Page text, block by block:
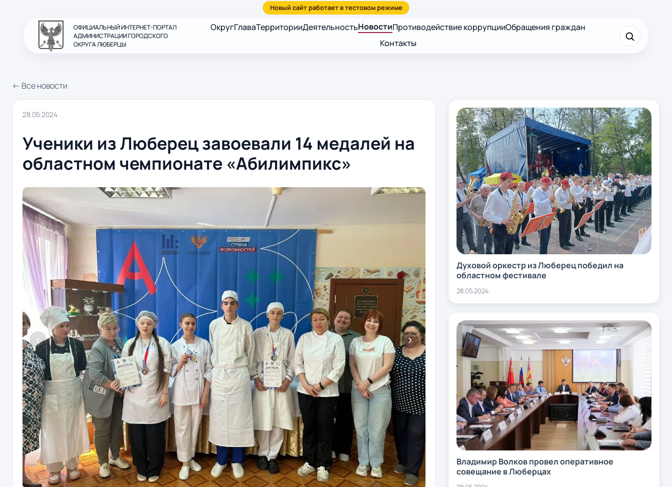
ОФИЦИАЛЬНЫЙ ИНТЕРНЕТ-ПОРТАЛ
АДМИНИСТРАЦИИ ГОРОДСКОГО
ОКРУГА ЛЮБЕРЦЫ
ОкругГлаваТерриторииДеятельностьНовостиПротиводействие коррупцииОбращения граждан
Контакты
← Все новости
28.05.2024
Ученики из Люберец завоевали 14 медалей на
областном чемпионате «Абилимпикс»
Духовой оркестр из Люберец победил на
областном фестивале
28.05.2024
Владимир Волков провел оперативное
совещание в Люберцах